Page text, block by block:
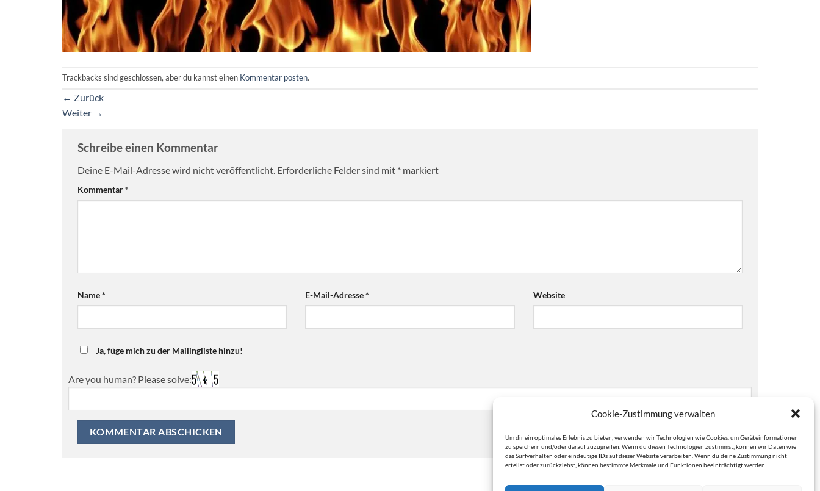
Cookie-Zustimmung verwalten
Um dir ein optimales Erlebnis zu bieten, verwenden wir Technologien wie Cookies, um Geräteinformationen
zu speichern und/oder darauf zuzugreifen. Wenn du diesen Technologien zustimmst, können wir Daten wie
das Surfverhalten oder eindeutige IDs auf dieser Website verarbeiten. Wenn du deine Zustimmung nicht
erteilst oder zurückziehst, können bestimmte Merkmale und Funktionen beeinträchtigt werden.
Trackbacks sind geschlossen, aber du kannst einen Kommentar posten.
← Zurück
Weiter →
Schreibe einen Kommentar
Deine E-Mail-Adresse wird nicht veröffentlicht. Erforderliche Felder sind mit * markiert
Kommentar*
Name* E-Mail-Adresse* Website
Ja, füge mich zu der Mailingliste hinzu!
Are you human? Please solve: